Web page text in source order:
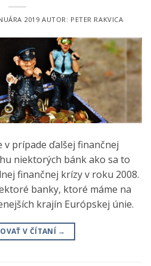
2019 AUTOR: PETER RAKVICA
v prípade ďalšej finančnej
niektorých bánk ako sa to
finančnej krízy v roku 2008.
banky, ktoré máme na
krajín Európskej únie.
V ČÍTANÍ →